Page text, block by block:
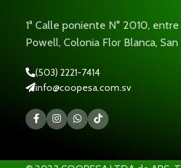
1ª Calle poniente N° 2010,
Powell, Colonia Flor Blanca, San
(503) 2221-7414
info@coopesa.com.sv